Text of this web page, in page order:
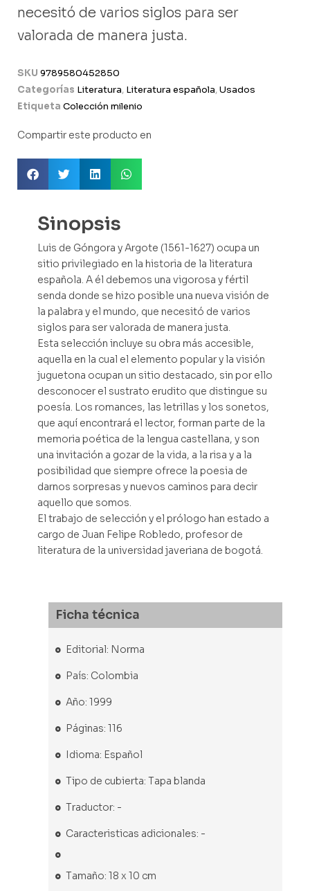
necesitó de varios siglos para ser
valorada de manera justa.
SKU 9789580452850
Categorías Literatura, Literatura española,Usados
Etiqueta Colección milenio
Compartir este producto en
Sinopsis
Luis de Góngora y Argote (1561-1627) ocupa un
sitio privilegiado en la historia de la literatura
española. A él debemos una vigorosa y fértil
senda donde se hizo posible una nueva visión de
la palabra y el mundo, que necesitó de varios
siglos para ser valorada de manera justa.
Esta selección incluye su obra más accesible,
aquella en la cual el elemento popular y la visión
juguetona ocupan un sitio destacado, sin por ello
desconocer el sustrato erudito que distingue su
poesía. Los romances, las letrillas y los sonetos,
que aquí encontrará el lector, forman parte de la
memoria poética de la lengua castellana, y son
una invitación a gozar de la vida, a la risa y a la
posibilidad que siempre ofrece la poesia de
darnos sorpresas y nuevos caminos para decir
aquello que somos.
El trabajo de selección y el prólogo han estado a
cargo de Juan Felipe Robledo, profesor de
literatura de la universidad javeriana de bogotá.
Ficha técnica
Editorial: Norma
País: Colombia
Año: 1999
Páginas: 116
Idioma: Español
Tipo de cubierta: Tapa blanda
Traductor: -
Caracteristicas adicionales: -
Tamaño: 18 x 10 cm